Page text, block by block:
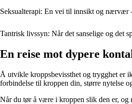
Seksualterapi: En vei til innsikt og nærvær
Tantrisk livssyn: Når det sanselige og det
En reise mot dypere
Å utvikle kroppsbevissthet og trygghet er
forbindelse til kroppen din, større nytelse
Når du tør å være i kroppen slik den er, og